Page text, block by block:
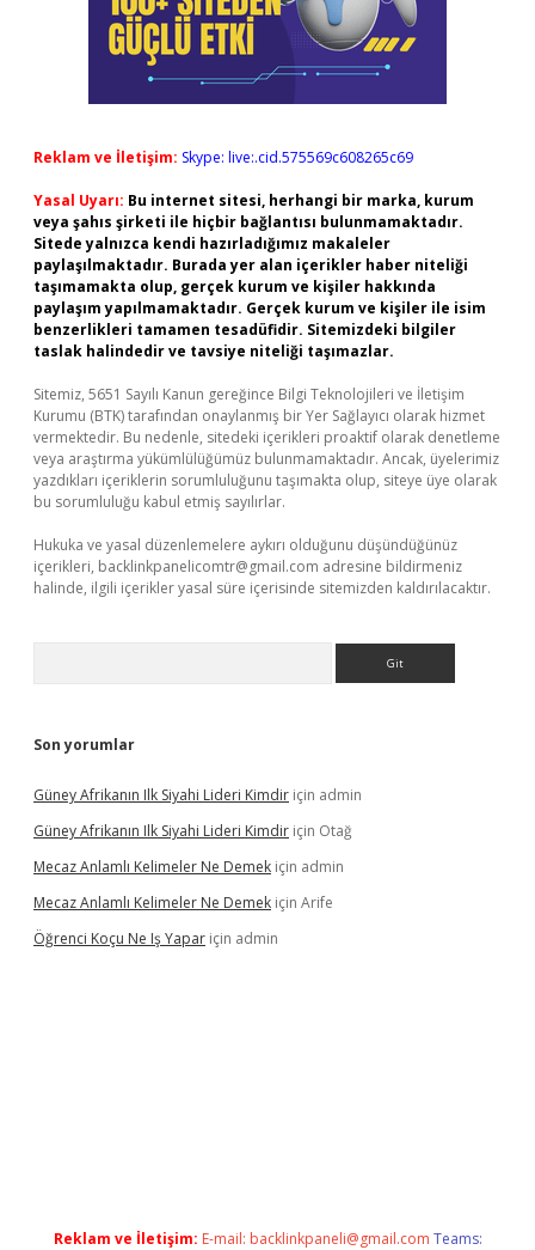
Reklam ve İletişim: Skype: live:.cid.575569c608265c69
Yasal Uyarı: Bu internet sitesi, herhangi bir marka, kurum
veya şahıs şirketi ile hiçbir bağlantısı bulunmamaktadır.
Sitede yalnızca kendi hazırladığımız makaleler
paylaşılmaktadır. Burada yer alan içerikler haber niteliği
taşımamakta olup, gerçek kurum ve kişiler hakkında
paylaşım yapılmamaktadır. Gerçek kurum ve kişiler ile isim
benzerlikleri tamamen tesadüfidir. Sitemizdeki bilgiler
taslak halindedir ve tavsiye niteliği taşımazlar.
Sitemiz, 5651 Sayılı Kanun gereğince Bilgi Teknolojileri ve İletişim
Kurumu (BTK) tarafından onaylanmış bir Yer Sağlayıcı olarak hizmet
vermektedir. Bu nedenle, sitedeki içerikleri proaktif olarak denetleme
veya araştırma yükümlülüğümüz bulunmamaktadır. Ancak, üyelerimiz
yazdıkları içeriklerin sorumluluğunu taşımakta olup, siteye üye olarak
bu sorumluluğu kabul etmiş sayılırlar.
Hukuka ve yasal düzenlemelere aykırı olduğunu düşündüğünüz
içerikleri, backlinkpanelicomtr@gmail.com adresine bildirmeniz
halinde, ilgili içerikler yasal süre içerisinde sitemizden kaldırılacaktır.
Son yorumlar
Güney Afrikanın Ilk Siyahi Lideri Kimdir için admin
Güney Afrikanın Ilk Siyahi Lideri Kimdir için Otağ
Mecaz Anlamlı Kelimeler Ne Demek için admin
Mecaz Anlamlı Kelimeler Ne Demek için Arife
Öğrenci Koçu Ne Iş Yapar için admin
Reklam ve İletişim: E-mail: backlinkpaneli@gmail.com Teams: